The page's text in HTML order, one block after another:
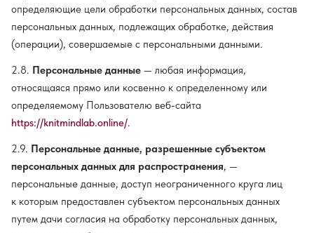
определяющие цели обработки персональных данных, состав
персональных данных, подлежащих обработке, действия
(операции), совершаемые с персональными данными.
2.8. Персональные данные — любая информация,
относящаяся прямо или косвенно к определенному или
определяемому Пользователю веб-сайта
https://knitmindlab.online/.
2.9. Персональные данные, разрешенные субъектом
персональных данных для распространения, —
персональные данные, доступ неограниченного круга лиц
к которым предоставлен субъектом персональных данных
путем дачи согласия на обработку персональных данных,